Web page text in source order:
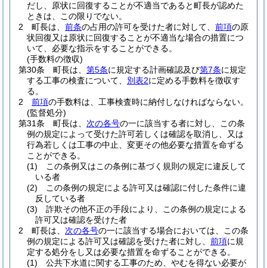
だし、原状に回復することが不適当であると町長が認めた
ときは、この限りでない。
2
町長は、 前条の占用の許可を受けた者に対して、 前項の原
状回復又は原状に回復することが不適当な場合の措置につ
いて、必要な指示をすることができる。
(手数料の徴収)
第30条
町長は、 第5条に規定する計画確認及び第7条に規定
する工事の検査について、 別表2に定める手数料を徴収す
る。
2
前項の手数料は、工事検査時に納付しなければならない。
(監督処分)
第31条
町長は、 次の各号の一に該当する者に対し、この条
例の規定によって受けた許可若しくは確認を取消し、又は
行為若しくは工事の中止、変更その他必要な措置を命ずる
ことができる。
(1)
この条例又はこの条例に基づく規則の規定に違反して
いる者
(2)
この条例の規定による許可又は確認に付した条件に違
反している者
(3)
詐欺その他不正の手段により、この条例の規定による
許可又は確認を受けた者
2
町長は、 次の各号の一に該当する場合においては、この条
例の規定による許可又は確認を受けた者に対し、 前項に規
定する処分をし又は必要な措置を命ずることができる。
(1)
公共下水道に関する工事のため、やむを得ない必要が